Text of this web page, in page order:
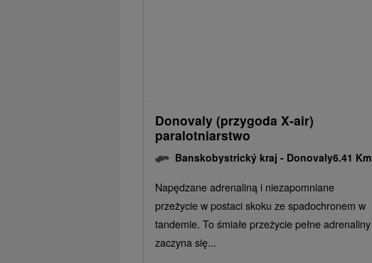
Donovaly (przygoda X-air)
paralotniarstwo
Banskobystrický kraj - Donovaly6.41 Km
Napędzane adrenaliną i niezapomniane
przeżycie w postaci skoku ze spadochronem w
tandemie. To śmiałe przeżycie pełne adrenaliny
zaczyna się...